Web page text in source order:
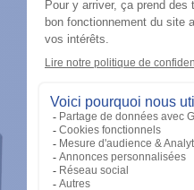
Ajouter à